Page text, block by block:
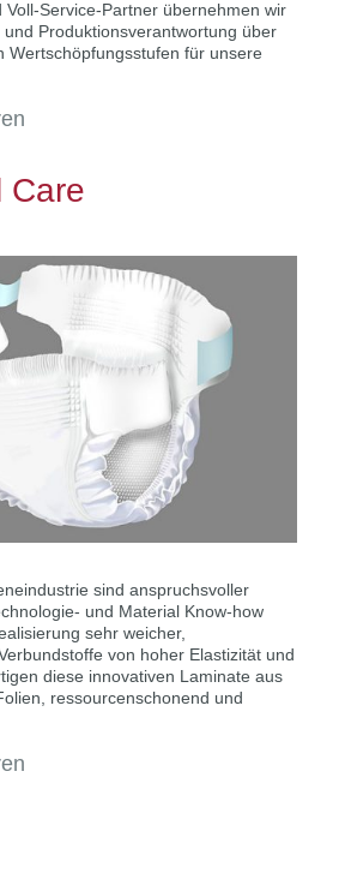
Voll-Service-Partner übernehmen wir
Produktionsverantwortung über
Wertschöpfungsstufen für unsere
Care
sind anspruchsvoller
und Material Know-how
sehr weicher,
von hoher Elastizität und
diese innovativen Laminate aus
ressourcenschonend und